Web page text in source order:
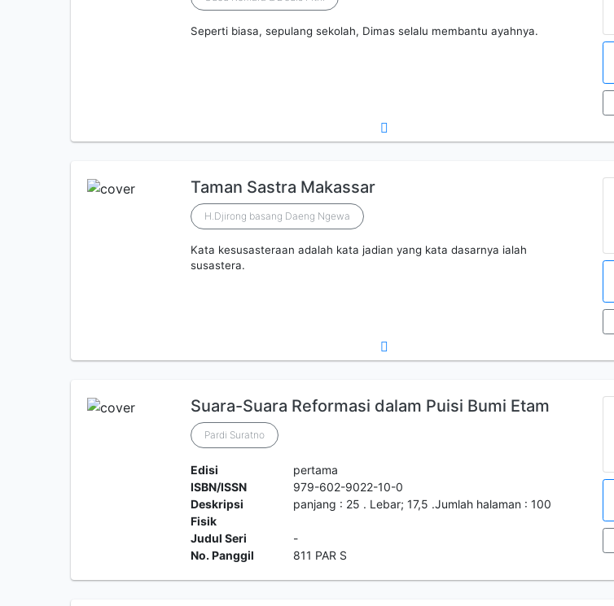
Seperti biasa, sepulang sekolah, Dimas selalu membantu ayahnya.
Taman Sastra Makassar
H.Djirong basang Daeng Ngewa
Kata kesusasteraan adalah kata jadian yang kata dasarnya ialah
susastera.
Suara-Suara Reformasi dalam Puisi Bumi Etam
Pardi Suratno
Edisi
pertama
ISBN/ISSN
979-602-9022-10-0
Deskripsi
Fisik
panjang : 25 . Lebar; 17,5 .Jumlah halaman : 100
Judul Seri
-
No. Panggil
811 PAR S